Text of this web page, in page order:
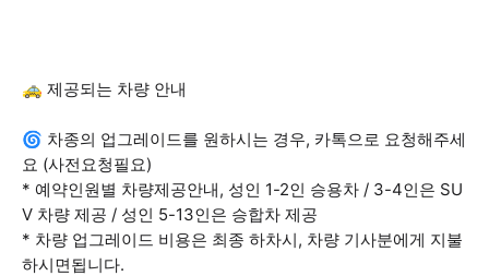
🚕 제공되는 차량 안내
🌀 차종의 업그레이드를 원하시는 경우, 카톡으로 요청해주세
요 (사전요청필요)
* 예약인원별 차량제공안내, 성인 1-2인 승용차 / 3-4인은 SU
V 차량 제공 / 성인 5-13인은 승합차 제공
* 차량 업그레이드 비용은 최종 하차시, 차량 기사분에게 지불
하시면됩니다.